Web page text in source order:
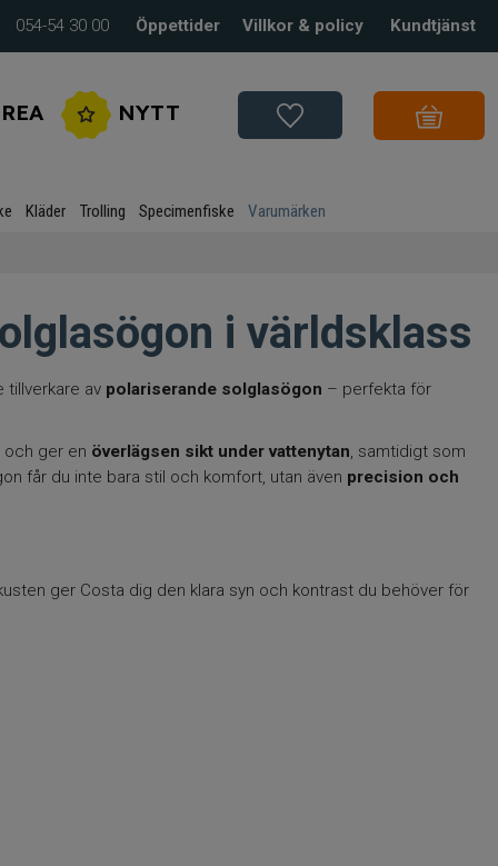
054-54 30 00 Öppettider Villkor & policy Kundtjänst
REA NYTT
Kläder Trolling Specimenfiske Varumärken
i världsklass
tillverkare av polariserande solglasögon – perfekta för
och ger en överlägsen sikt under vattenytan, samtidigt som
får du inte bara stil och komfort, utan även precision och
ger Costa dig den klara syn och kontrast du behöver för